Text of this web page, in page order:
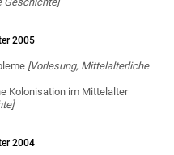
2005
[Vorlesung, Mittelalterliche
Kolonisation im Mittelalter
2004